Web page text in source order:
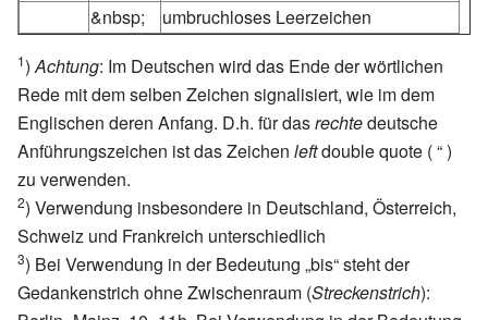
&nbsp; umbruchloses Leerzeichen
1)Achtung: Im Deutschen wird das Ende der wörtlichen
Rede mit dem selben Zeichen signalisiert, wie im dem
Englischen deren Anfang. D.h. für dasrechtedeutsche
Anführungszeichen ist das Zeichen leftdouble quote ( “ )
zu verwenden.
2) Verwendung insbesondere in Deutschland, Österreich,
Schweiz und Frankreich unterschiedlich
3) Bei Verwendung in der Bedeutung „bis“ steht der
Gedankenstrich ohne Zwischenraum (Streckenstrich):